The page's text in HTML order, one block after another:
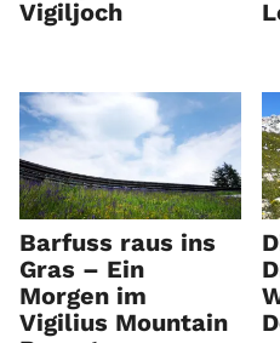
Vigiljoch
Barfuss raus ins
Gras – Ein
Morgen im
Vigilius Mountain